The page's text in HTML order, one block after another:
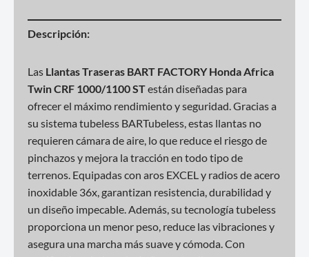
Descripción:
Las Llantas Traseras BART FACTORY Honda Africa
Twin CRF 1000/1100 STestán diseñadas para
ofrecer el máximo rendimiento y seguridad. Gracias a
su sistema tubeless BARTubeless, estas llantas no
requieren cámara de aire, lo que reduce el riesgo de
pinchazos y mejora la tracción en todo tipo de
terrenos. Equipadas con aros EXCEL y radios de acero
inoxidable 36x, garantizan resistencia, durabilidad y
un diseño impecable. Además, su tecnología tubeless
proporciona un menor peso, reduce las vibraciones y
asegura una marcha más suave y cómoda. Con